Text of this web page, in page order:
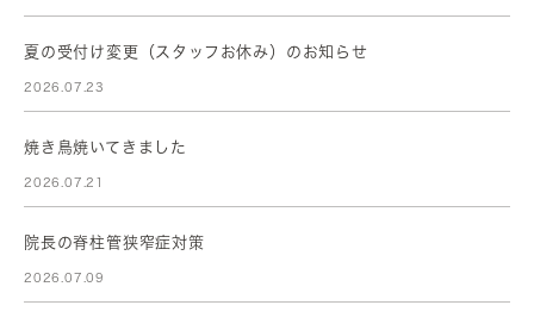
夏の受付け変更（スタッフお休み）のお知らせ
2026.07.23
焼き鳥焼いてきました
2026.07.21
院長の脊柱管狭窄症対策
2026.07.09